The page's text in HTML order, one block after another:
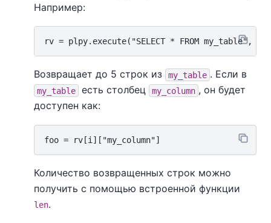
Например:
Возвращает до 5 строк из my_table . Если в
my_table есть столбец my_column , он будет
доступен как:
Количество возвращенных строк можно
получить с помощью встроенной функции
len.